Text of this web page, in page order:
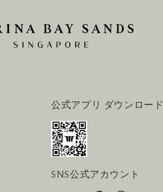
公式アプリ ダウンロード
SNS公式アカウント